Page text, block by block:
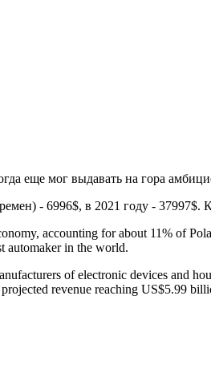
еще мог выдавать на гора
- 6996$, в 2021 году - 37997$.
accounting for about 11% of
automaker in the world.
of electronic devices and
revenue reaching US$5.99